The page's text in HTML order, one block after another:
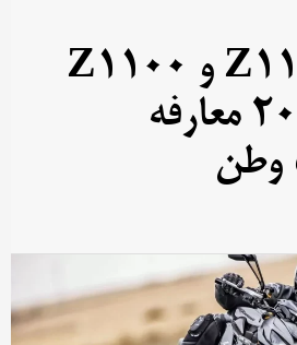
کاوازاکی Z1100 و Z1100
SE مدل ۲۰۲۶ معارفه
وطن